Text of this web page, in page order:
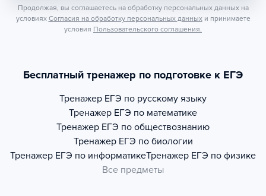
Продолжая, вы соглашаетесь на обработку персональных данных на
условиях Согласия на обработку персональных данных и принимаете
условия Пользовательского соглашения.
Бесплатный тренажер по подготовке к ЕГЭ
Тренажер ЕГЭ по русскому языку
Тренажер ЕГЭ по математике
Тренажер ЕГЭ по обществознанию
Тренажер ЕГЭ по биологии
Тренажер ЕГЭ по информатикеТренажер ЕГЭ по физике
Все предметы